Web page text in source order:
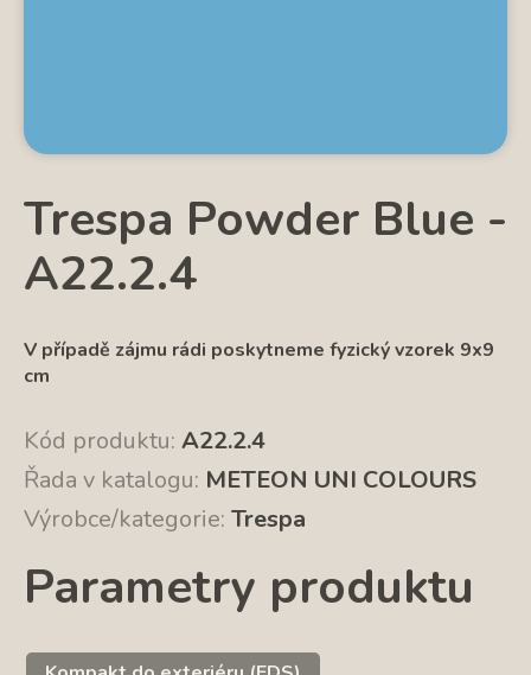
Trespa Powder Blue -
A22.2.4
V případě zájmu rádi poskytneme fyzický vzorek 9x9
cm
Kód produktu: A22.2.4
Řada v katalogu: METEON UNI COLOURS
Výrobce/kategorie: Trespa
Parametry produktu